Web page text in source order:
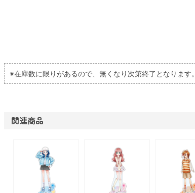
※在庫数に限りがあるので、無くなり次第終了となります。
関連商品